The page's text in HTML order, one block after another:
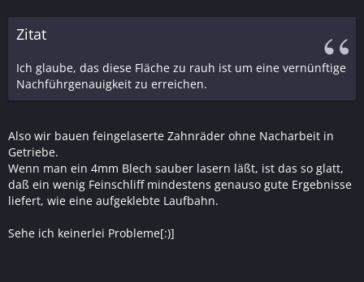
Zitat
Ich glaube, das diese Fläche zu rauh ist um eine vernünftige
Nachführgenauigkeit zu erreichen.
Also wir bauen feingelaserte Zahnräder ohne Nacharbeit in
Getriebe.
Wenn man ein 4mm Blech sauber lasern läßt, ist das so glatt,
daß ein wenig Feinschliff mindestens genauso gute Ergebnisse
liefert, wie eine aufgeklebte Laufbahn.
Sehe ich keinerlei Probleme[:)]